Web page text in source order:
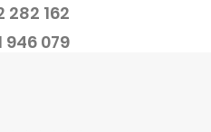
282 162
946 079